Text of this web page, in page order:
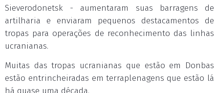
Sieverodonetsk - aumentaram suas barragens de
artilharia e enviaram pequenos destacamentos de
tropas para operações de reconhecimento das linhas
ucranianas.
Muitas das tropas ucranianas que estão em Donbas
estão entrincheiradas em terraplenagens que estão lá
há quase uma década.